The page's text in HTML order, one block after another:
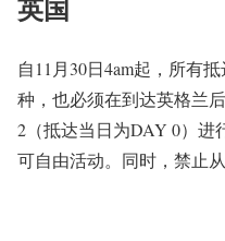
英国
自11月30日4am起，所有
种，也必须在到达英格兰
2（抵达当日为DAY 0）进
可自由活动。同时，禁止